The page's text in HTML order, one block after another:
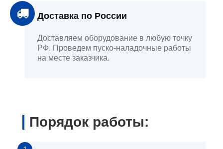
Доставка по России
Доставляем оборудование в любую точку
РФ. Проведем пуско-наладочные работы
на месте заказчика.
Порядок работы: